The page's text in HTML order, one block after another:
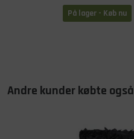
På lager - Køb nu
Andre kunder købte også